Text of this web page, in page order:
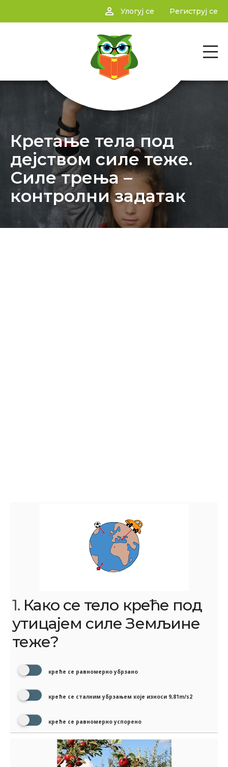
person_outline Улогуј се Региструј се
Кретање тела под
дејством силе теже.
Силе трења –
контролни задатак
1. Како се тело креће под
утицајем силе Земљине
теже?
креће се равномерно убрзано
креће се сталним убрзањем које износи 9,81m/s2
креће се равномерно успорено